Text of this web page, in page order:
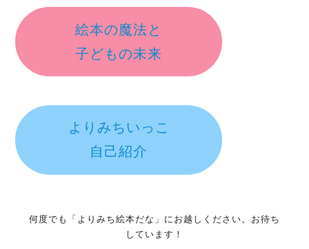
絵本の魔法と
子どもの未来
よりみちいっこ
自己紹介
何度でも「よりみち絵本だな」にお越しください。お待ち
しています！